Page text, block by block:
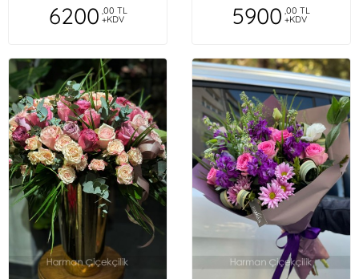
6200 ,00 TL
+KDV 5900 ,00 TL
+KDV